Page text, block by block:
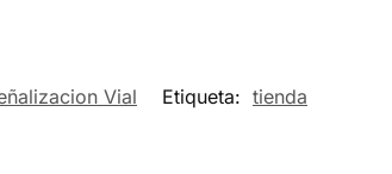
Vial Etiqueta: tienda